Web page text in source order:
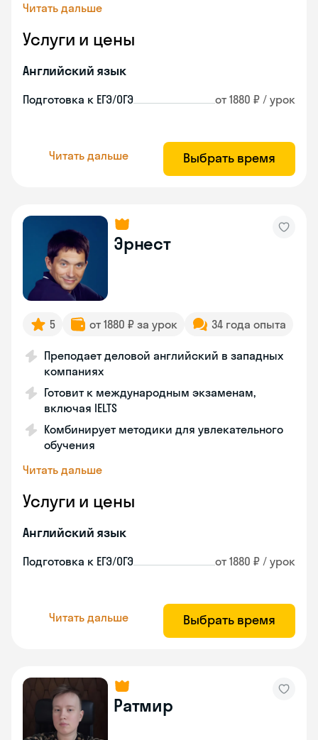
Читать дальше
Услуги и цены
Английский язык
Подготовка к ЕГЭ/ОГЭ от 1880 ₽ / урок
Читать дальше Выбрать время
Эрнест
5 от 1880 ₽ за урок 34 года опыта
Преподает деловой английский в западных
компаниях
Готовит к международным экзаменам,
включая IELTS
Комбинирует методики для увлекательного
обучения
Читать дальше
Услуги и цены
Английский язык
Подготовка к ЕГЭ/ОГЭ от 1880 ₽ / урок
Читать дальше Выбрать время
Ратмир